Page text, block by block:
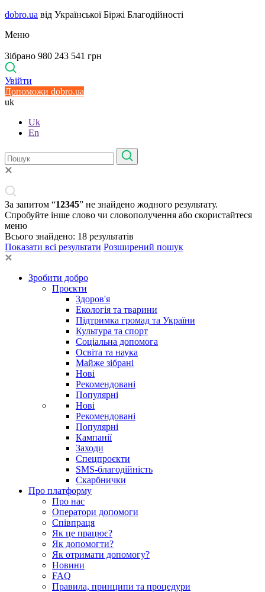
dobro.ua від Української Біржі Благодійності
Меню
Зібрано 980 243 541 грн
Увійти
Допоможи dobro.ua
uk
Uk
En
За запитом “12345” не знайдено жодного результату.
Спробуйте інше слово чи словополучення або скористайтеся
меню
Всього знайдено: 18 результатів
Показати всі результати Розширений пошук
Зробити добро
Проєкти
Здоров'я
Екологія та тварини
Підтримка громад та України
Культура та спорт
Соціальна допомога
Освіта та наука
Майже зібрані
Нові
Рекомендовані
Популярні
Нові
Рекомендовані
Популярні
Кампанії
Заходи
Спецпроєкти
SMS-благодійність
Скарбнички
Про платформу
Про нас
Оператори допомоги
Співпраця
Як це працює?
Як допомогти?
Як отримати допомогу?
Новини
FAQ
Правила, принципи та процедури